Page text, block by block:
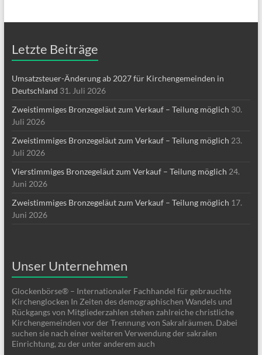
Letzte Beiträge
Umsatzsteuer-Änderung ab 2027 für Kirchengemeinden in
Deutschland 31. Juli 2026
Zweistimmiges Bronzegeläut zum Verkauf – Teilung möglich 30.
Juli 2026
Zweistimmiges Bronzegeläut zum Verkauf – Teilung möglich 23.
Juli 2026
Vierstimmiges Bronzegeläut zum Verkauf – Teilung möglich 24.
Juni 2026
Zweistimmiges Bronzegeläut zum Verkauf – Teilung möglich 17.
Juni 2026
Unser Unternehmen
Glockenbörse® – Internationaler Fachhandel für gebrauchte
Kirchenglocken In Zeiten des demographischen Wandels und
Rückgangs von Mitgliederzahlen stehen zahlreiche christliche
Kirchengemeinden vor der Trennung von Sakralräumen. Dabei
suchen sie nach einer weiteren Verwendung der sakralen
Einrichtung, zu der unter anderem auch